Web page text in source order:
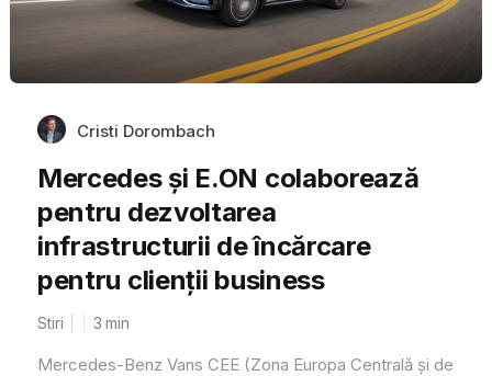
Cristi Dorombach
Mercedes și E.ON colaborează
pentru dezvoltarea
infrastructurii de încărcare
pentru clienții business
Stiri 3 min
Mercedes-Benz Vans CEE (Zona Europa Centrală și de